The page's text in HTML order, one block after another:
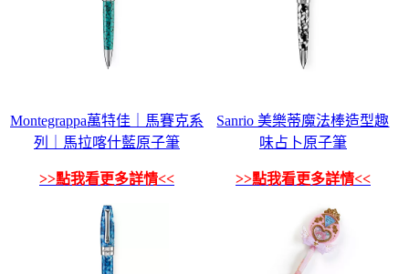
Montegrappa萬特佳｜馬賽克系
列｜馬拉喀什藍原子筆
>>點我看更多詳情<<
Sanrio 美樂蒂魔法棒造型趣
味占卜原子筆
>>點我看更多詳情<<